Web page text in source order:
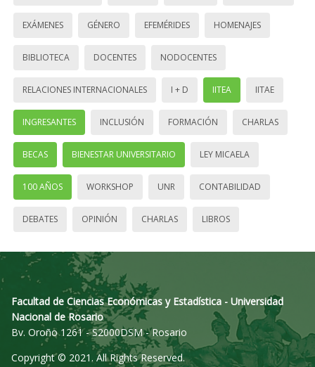
EXÁMENES GÉNERO EFEMÉRIDES HOMENAJES
BIBLIOTECA DOCENTES NODOCENTES
RELACIONES INTERNACIONALES I + D IITEA IITAE
INGRESANTES INCLUSIÓN FORMACIÓN CHARLAS
BECAS BIENESTAR UNIVERSITARIO LEY MICAELA
100 AÑOS WORKSHOP UNR CONTABILIDAD
DEBATES OPINIÓN CHARLAS LIBROS
Facultad de Ciencias Económicas y Estadística - Universidad
Nacional de Rosario
Bv. Oroño 1261 - S2000DSM - Rosario
Copyright © 2021. All Rights Reserved.